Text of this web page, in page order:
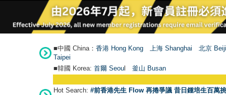
■中國 China： 香港 Hong Kong 上海 Shanghai
北京
Taipei
■韓國 Korea: 首爾 Seoul 釜山 Busan
Hot Search: #前香港先生 Flow 再捲爭議 昔日鍾培生百萬